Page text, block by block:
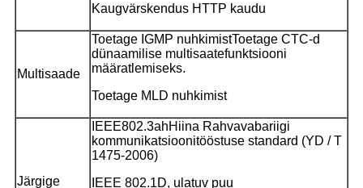
Kaugvärskendus HTTP kaudu
Multisaade
Toetage IGMP nuhkimistToetage CTC-d
dünaamilise multisaatefunktsiooni
määratlemiseks.
Toetage MLD nuhkimist
Järgige
IEEE802.3ahHiina Rahvavabariigi
kommunikatsioonitööstuse standard (YD / T
1475-2006)
IEEE 802.1D, ulatuv puu